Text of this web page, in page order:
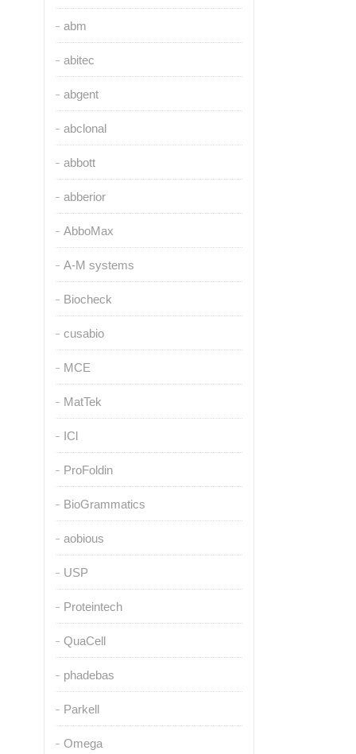
abm
abitec
abgent
abclonal
abbott
abberior
AbboMax
A-M systems
Biocheck
cusabio
MCE
MatTek
ICl
ProFoldin
BioGrammatics
aobious
USP
Proteintech
QuaCell
phadebas
Parkell
Omega